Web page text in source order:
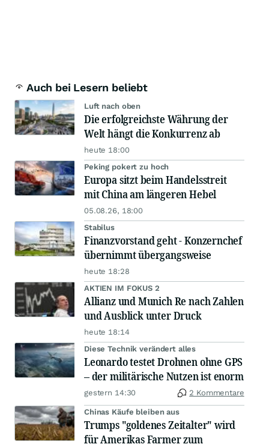
Auch bei Lesern beliebt
Luft nach oben
Die erfolgreichste Währung der
Welt hängt die Konkurrenz ab
heute 18:00
Peking pokert zu hoch
Europa sitzt beim Handelsstreit
mit China am längeren Hebel
05.08.26, 18:00
Stabilus
Finanzvorstand geht - Konzernchef
übernimmt übergangsweise
heute 18:28
AKTIEN IM FOKUS 2
Allianz und Munich Re nach Zahlen
und Ausblick unter Druck
heute 18:14
Diese Technik verändert alles
Leonardo testet Drohnen ohne GPS
– der militärische Nutzen ist enorm
gestern 14:30 2 Kommentare
Chinas Käufe bleiben aus
Trumps "goldenes Zeitalter" wird
für Amerikas Farmer zum